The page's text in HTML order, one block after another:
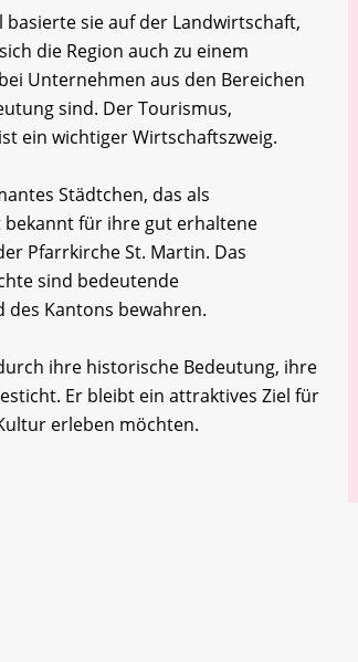
sie auf der Landwirtschaft,
die Region auch zu einem
Unternehmen aus den Bereichen
sind. Der Tourismus,
ein wichtiger Wirtschaftszweig.
Städtchen, das als
für ihre gut erhaltene
Pfarrkirche St. Martin. Das
sind bedeutende
des Kantons bewahren.
ihre historische Bedeutung, ihre
Er bleibt ein attraktives Ziel für
erleben möchten.